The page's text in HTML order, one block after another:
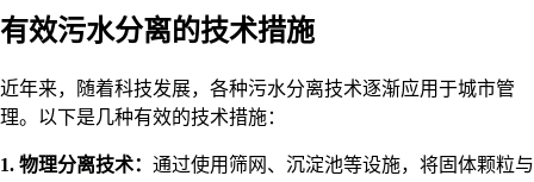
有效污水分离的技术措施
近年来，随着科技发展，各种污水分离技术逐渐应用于城市管
理。以下是几种有效的技术措施：
1. 物理分离技术： 通过使用筛网、沉淀池等设施，将固体颗粒与